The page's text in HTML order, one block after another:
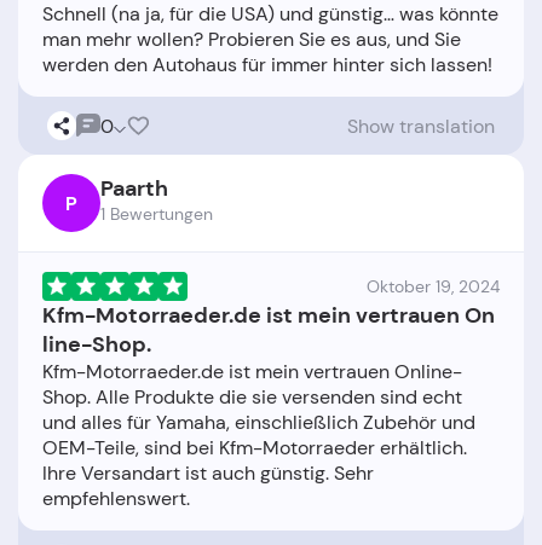
Schnell (na ja, für die USA) und günstig… was könnte
man mehr wollen? Probieren Sie es aus, und Sie
0 Show translation
P Paarth
1 Bewertungen
Oktober 19, 2024
Kfm-Motorraeder.de ist mein vertrauen On
line-Shop.
Kfm-Motorraeder.de ist mein vertrauen Online-
Shop. Alle Produkte die sie versenden sind echt
und alles für Yamaha, einschließlich Zubehör und
OEM-Teile, sind bei Kfm-Motorraeder erhältlich.
Ihre Versandart ist auch günstig. Sehr